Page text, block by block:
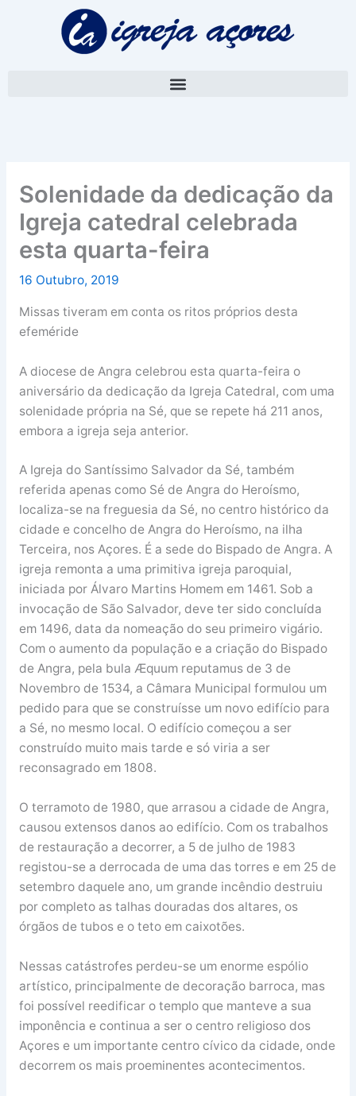
Solenidade da dedicação da
Igreja catedral celebrada
esta quarta-feira
16 Outubro, 2019
Missas tiveram em conta os ritos próprios desta
efeméride
A diocese de Angra celebrou esta quarta-feira o
aniversário da dedicação da Igreja Catedral, com uma
solenidade própria na Sé, que se repete há 211 anos,
embora a igreja seja anterior.
A Igreja do Santíssimo Salvador da Sé, também
referida apenas como Sé de Angra do Heroísmo,
localiza-se na freguesia da Sé, no centro histórico da
cidade e concelho de Angra do Heroísmo, na ilha
Terceira, nos Açores. É a sede do Bispado de Angra. A
igreja remonta a uma primitiva igreja paroquial,
iniciada por Álvaro Martins Homem em 1461. Sob a
invocação de São Salvador, deve ter sido concluída
em 1496, data da nomeação do seu primeiro vigário.
Com o aumento da população e a criação do Bispado
de Angra, pela bula Æquum reputamus de 3 de
Novembro de 1534, a Câmara Municipal formulou um
pedido para que se construísse um novo edifício para
a Sé, no mesmo local. O edifício começou a ser
construído muito mais tarde e só viria a ser
reconsagrado em 1808.
O terramoto de 1980, que arrasou a cidade de Angra,
causou extensos danos ao edifício. Com os trabalhos
de restauração a decorrer, a 5 de julho de 1983
registou-se a derrocada de uma das torres e em 25 de
setembro daquele ano, um grande incêndio destruiu
por completo as talhas douradas dos altares, os
órgãos de tubos e o teto em caixotões.
Nessas catástrofes perdeu-se um enorme espólio
artístico, principalmente de decoração barroca, mas
foi possível reedificar o templo que manteve a sua
imponência e continua a ser o centro religioso dos
Açores e um importante centro cívico da cidade, onde
decorrem os mais proeminentes acontecimentos.